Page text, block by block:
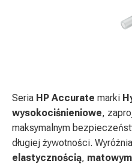
Seria HP Accurate marki
wysokociśnieniowe,
maksymalnym
długiej żywotności.
elastycznością,